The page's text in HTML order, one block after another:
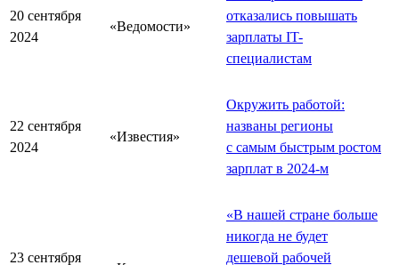
20 сентября
2024
«Ведомости»
отказались повышать
зарплаты IT-
специалистам
22 сентября
2024
«Известия»
Окружить работой:
названы регионы
с самым быстрым ростом
зарплат в 2024-м
23 сентября
«В нашей стране больше
никогда не будет
дешевой рабочей